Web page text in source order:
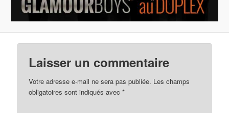
Laisser un commentaire
Votre adresse e-mail ne sera pas publiée. Les champs
obligatoires sont indiqués avec*